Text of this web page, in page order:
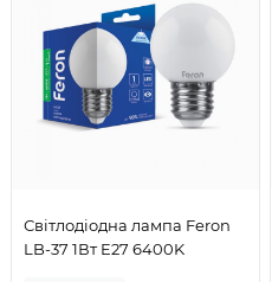
Світлодіодна лампа Feron
LB-37 1Вт E27 6400K